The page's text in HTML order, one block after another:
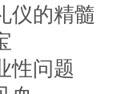
仪的精髓
性问题